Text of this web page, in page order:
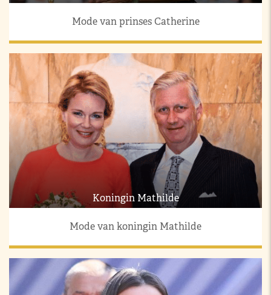
Mode van prinses Catherine
Koningin Mathilde
Mode van koningin Mathilde